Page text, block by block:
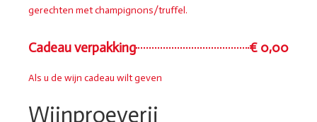
gerechten met champignons/truffel.
Cadeau verpakking € 0,00
Als u de wijn cadeau wilt geven
Wijnproeverij